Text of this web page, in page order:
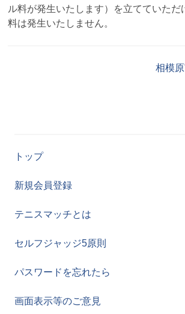
ル料が発生いたします）を立てていただ
料は発生いたしません。
相模
トップ
新規会員登録
テニスマッチとは
セルフジャッジ5原則
パスワードを忘れたら
画面表示等のご意見